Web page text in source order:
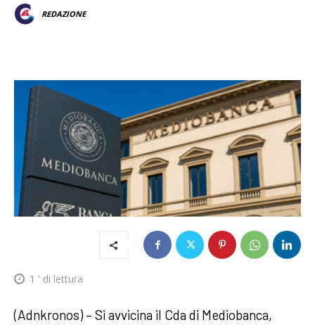
REDAZIONE
1 ' di lettura
(Adnkronos) – Si avvicina il Cda di Mediobanca,